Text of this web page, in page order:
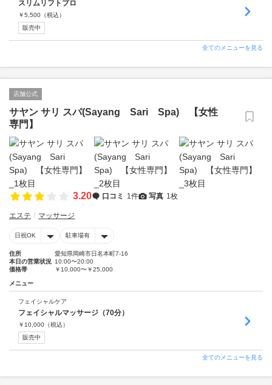
スリムリフトプロ
￥5,500 （税込）
販売中
全てのメニューを見る
店舗公式
サヤン サリ スパ(Sayang Sari Spa) 【女性
専門】
3.20 口コミ 1件 写真 1枚
エステ マッサージ
日祝OK 駐車場有
住所
愛知県岡崎市日名本町7-16
本日の営業状況 10:00〜20:00
価格帯
￥10,000〜￥25,000
メニュー
フェイシャルケア
フェイシャルマッサージ（70分）
￥ 10,000 （税込）
販売中
全てのメニューを見る